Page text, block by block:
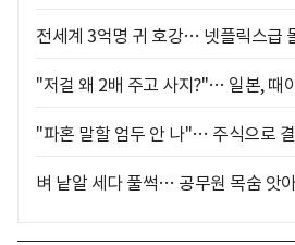
전세계 3억명 귀 호강… 넷플릭스급
"저걸 왜 2배 주고 사지?"… 일본, 때
"파혼 말할 엄두 안 나"… 주식으로
벼 낱알 세다 풀썩… 공무원 목숨 앗